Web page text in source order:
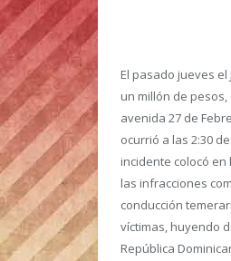
El pasado jueves
un millón de
avenida 27 de
ocurrió a las 2:30
incidente colocó
las infracciones
conducción
víctimas, huyendo
República